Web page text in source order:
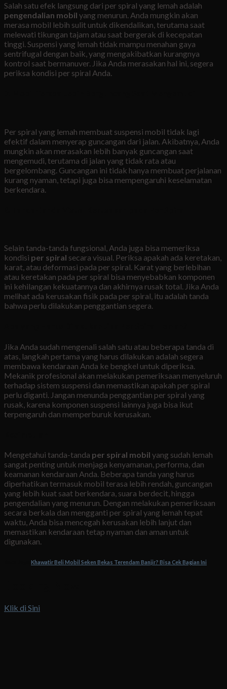
Salah satu efek langsung dari per spiral yang lemah adalah
pengendalian mobil yang menurun. Anda mungkin akan
merasa mobil lebih sulit untuk dikendalikan, terutama saat
melewati tikungan tajam atau saat bergerak di kecepatan
tinggi. Suspensi yang lemah tidak mampu menahan gaya
sentrifugal dengan baik, yang mengakibatkan kurangnya
kontrol saat bermanuver. Jika Anda merasakan hal ini, segera
periksa kondisi per spiral Anda.
Per spiral yang lemah membuat suspensi mobil tidak lagi
efektif dalam menyerap guncangan dari jalan. Akibatnya, Anda
mungkin akan merasakan lebih banyak guncangan saat
mengemudi, terutama di jalan yang tidak rata atau
bergelombang. Guncangan ini tidak hanya membuat perjalanan
kurang nyaman, tetapi juga bisa mempengaruhi keselamatan
berkendara.
Selain tanda-tanda fungsional, Anda juga bisa memeriksa
kondisi per spiral secara visual. Periksa apakah ada keretakan,
karat, atau deformasi pada per spiral. Karat yang berlebihan
atau keretakan pada per spiral bisa menyebabkan komponen
ini kehilangan kekuatannya dan akhirnya rusak total. Jika Anda
melihat ada kerusakan fisik pada per spiral, itu adalah tanda
bahwa perlu dilakukan penggantian segera.
Jika Anda sudah mengenali salah satu atau beberapa tanda di
atas, langkah pertama yang harus dilakukan adalah segera
membawa kendaraan Anda ke bengkel untuk diperiksa.
Mekanik profesional akan melakukan pemeriksaan menyeluruh
terhadap sistem suspensi dan memastikan apakah per spiral
perlu diganti. Jangan menunda penggantian per spiral yang
rusak, karena komponen suspensi lainnya juga bisa ikut
terpengaruh dan memperburuk kerusakan.
Mengetahui tanda-tanda per spiral mobil yang sudah lemah
sangat penting untuk menjaga kenyamanan, performa, dan
keamanan kendaraan Anda. Beberapa tanda yang harus
diperhatikan termasuk mobil terasa lebih rendah, guncangan
yang lebih kuat saat berkendara, suara berdecit, hingga
pengendalian yang menurun. Dengan melakukan pemeriksaan
secara berkala dan mengganti per spiral yang lemah tepat
waktu, Anda bisa mencegah kerusakan lebih lanjut dan
memastikan kendaraan tetap nyaman dan aman untuk
digunakan.
Khawatir Beli Mobil Seken Bekas Terendam Banjir? Bisa Cek Bagian Ini
Klik di Sini